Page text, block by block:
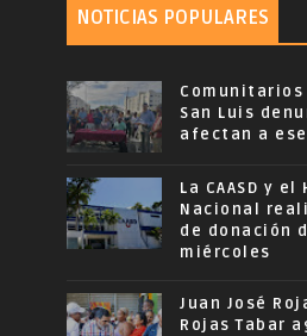
NOTICIAS POPULARES
Comunitarios
San Luis
afectan a
La CAASD y
Nacional
de donación
miércoles
Juan José
Rojas Tabar